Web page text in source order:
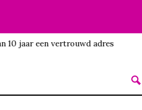
jaar een vertrouwd adres